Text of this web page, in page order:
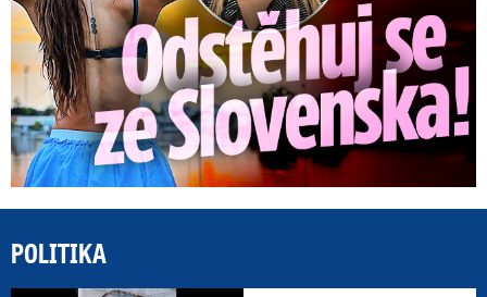
POLITIKA